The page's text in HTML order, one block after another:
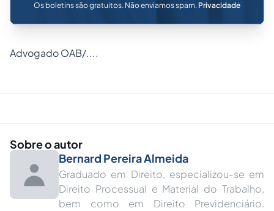
Os boletins são gratuitos. Não enviamos spam. Privacidade
Advogado OAB/....
Sobre o autor
Bernard Pereira Almeida
Graduado em Direito, especializou-se em
Direito Processual e Material do Trabalho,
bem como em Direito Previdenciário.